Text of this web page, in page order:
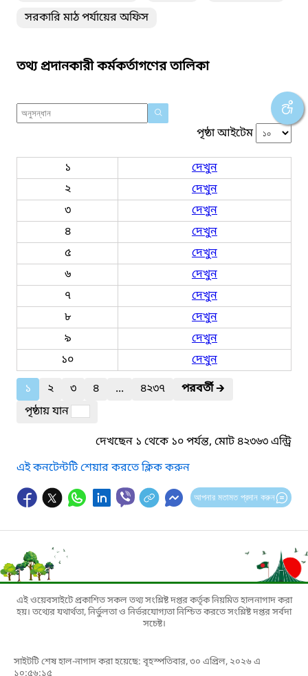
সরকারি মাঠ পর্যায়ের অফিস
তথ্য প্রদানকারী কর্মকর্তাগণের তালিকা
পৃষ্ঠা আইটেম
১
দেখুন
২
দেখুন
৩
দেখুন
৪
দেখুন
৫
দেখুন
৬
দেখুন
৭
দেখুন
৮
দেখুন
৯
দেখুন
১০
দেখুন
১
২ ৩ ৪ ... ৪২৩৭ পরবর্তী🡲
পৃষ্ঠায় যান
দেখছেন ১ থেকে ১০ পর্যন্ত, মোট ৪২৩৬৩ এন্ট্রি
এই কনটেন্টটি শেয়ার করতে ক্লিক করুন
আপনার মতামত প্রদান করুন
এই ওয়েবসাইটে প্রকাশিত সকল তথ্য সংশ্লিষ্ট দপ্তর কর্তৃক নিয়মিত হালনাগাদ করা
হয়। তথ্যের যথার্থতা, নির্ভুলতা ও নির্ভরযোগ্যতা নিশ্চিত করতে সংশ্লিষ্ট দপ্তর সর্বদা
সচেষ্ট।
সাইটটি শেষ হাল-নাগাদ করা হয়েছে: বৃহস্পতিবার, ৩০ এপ্রিল, ২০২৬ এ
১০:৫৬:১৫